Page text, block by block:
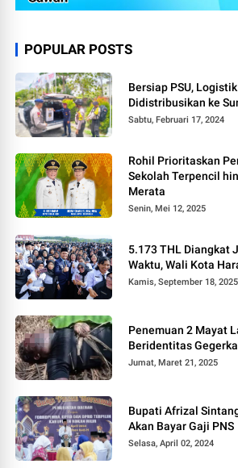
POPULAR POSTS
Bersiap PSU,
Didistribusikan ke
Sabtu, Februari 17, 2024
Rohil Prioritaskan
Sekolah Terpencil
Merata
Senin, Mei 12, 2025
5.173 THL Diangkat
Waktu, Wali Kota
Kamis, September 18, 2025
Penemuan 2 Mayat
Beridentitas
Jumat, Maret 21, 2025
Bupati Afrizal
Akan Bayar Gaji PNS
Selasa, April 02, 2024